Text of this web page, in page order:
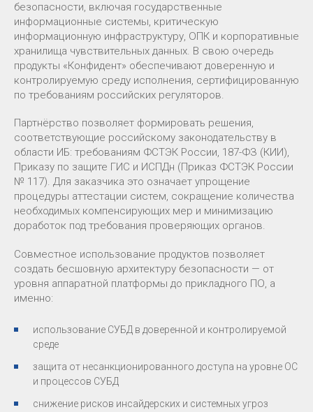
безопасности, включая государственные
информационные системы, критическую
информационную инфраструктуру, ОПК и корпоративные
хранилища чувствительных данных. В свою очередь
продукты «Конфидент» обеспечивают доверенную и
контролируемую среду исполнения, сертифицированную
по требованиям российских регуляторов.
Партнёрство позволяет формировать решения,
соответствующие российскому законодательству в
области ИБ: требованиям ФСТЭК России, 187-ФЗ (КИИ),
Приказу по защите ГИС и ИСПДн (Приказ ФСТЭК России
№ 117). Для заказчика это означает упрощение
процедуры аттестации систем, сокращение количества
необходимых компенсирующих мер и минимизацию
доработок под требования проверяющих органов.
Совместное использование продуктов позволяет
создать бесшовную архитектуру безопасности — от
уровня аппаратной платформы до прикладного ПО, а
именно:
использование СУБД в доверенной и контролируемой
среде
защита от несанкционированного доступа на уровне ОС
и процессов СУБД
снижение рисков инсайдерских и системных угроз